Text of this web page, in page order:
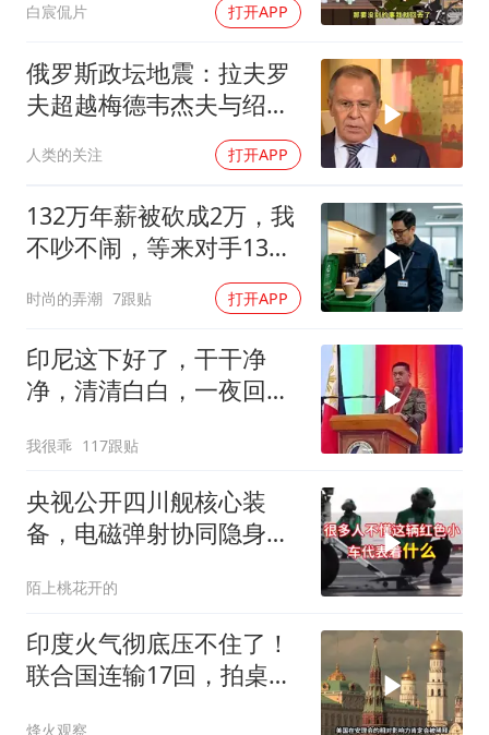
白宸侃片 打开APP
俄罗斯政坛地震：拉夫罗
夫超越梅德韦杰夫与绍伊
人类的关注 打开APP
132万年薪被砍成2万，我
不吵不闹，等来对手13倍
时尚的弄潮 7跟贴 打开APP
印尼这下好了，干干净
净，清清白白，一夜回到
我很乖 117跟贴
央视公开四川舰核心装
备，电磁弹射协同隐身无
陌上桃花开的
印度火气彻底压不住了！
联合国连输17回，拍桌子
烽火观察